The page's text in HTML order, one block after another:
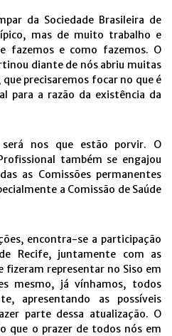
da Sociedade Brasileira de
mas de muito trabalho e
fazemos e como fazemos. O
diante de nós abriu muitas
precisaremos focar no que é
para a razão da existência da
nos que estão porvir. O
também se engajou
as Comissões permanentes
a Comissão de Saúde
encontra-se a participação
Recife, juntamente com as
fizeram representar no Siso em
mesmo, já vínhamos, todos
apresentando as possíveis
parte dessa atualização. O
que o prazer de todos nós em